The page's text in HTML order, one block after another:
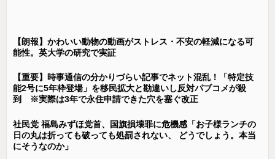
【朗報】かわいい動物の動画がストレス・不安の軽減になる可
能性。英大学の研究で実証
【重要】時事通信の分かりづらい記事でネット混乱！「特定技
能2号に5年枠登場」を移民拡大と勘違いし反対パブコメが殺
到 ※実際は3年で永住申請できた穴を塞ぐ改正
社民党 福島みずほ党首、国旗損壊罪に危機感「お子様ランチの
日の丸は折っても破っても処罰されない、 どうでしょう。本当
にそうなのか」